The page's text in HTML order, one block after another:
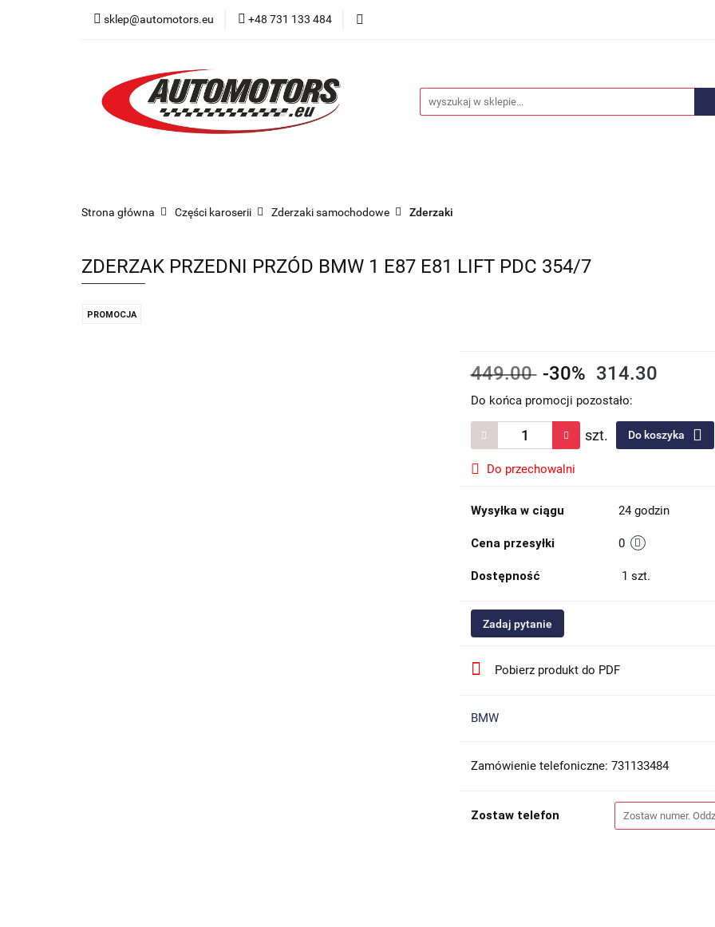
sklep@automotors.eu +48 731 133 484
Części samochodowe
Car audio Nowości
Strona główna Części karoserii Zderzaki samochodowe Zderzaki
ZDERZAK PRZEDNI PRZÓD BMW 1 E87 E81 LIFT PDC 354/7
PROMOCJA
449.00 -30% 314.30
Do końca promocji pozostało:
szt. Do koszyka
Do przechowalni
Wysyłka w ciągu 24 godzin
Cena przesyłki 0
Dostępność 1 szt.
Zadaj pytanie
Pobierz produkt do PDF
BMW
Zamówienie telefoniczne: 731133484
Zostaw telefon